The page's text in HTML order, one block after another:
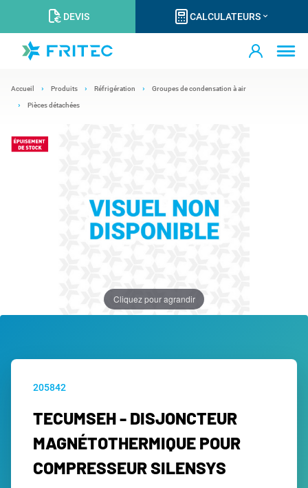
DEVIS CALCULATEURS
Accueil Produits Réfrigération Groupes de condensation à air
Pièces détachées
Cliquez pour agrandir
205842
TECUMSEH - DISJONCTEUR
MAGNÉTOTHERMIQUE POUR
COMPRESSEUR SILENSYS